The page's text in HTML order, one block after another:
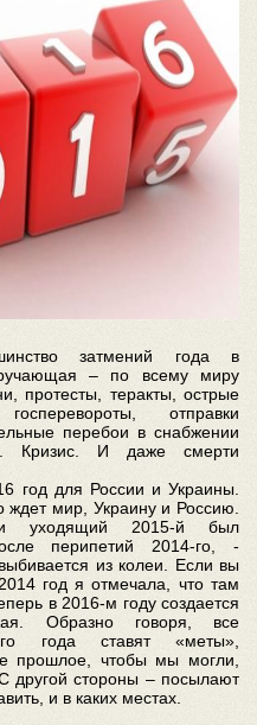
затмений года в
– по всему миру
протесты, теракты, острые
отправки
перебои в снабжении
Кризис. И даже смерти
год для России и Украины.
мир, Украину и Россию.
уходящий 2015-й был
перипетий 2014-го, -
из колеи. Если вы
год я отмечала, что там
в 2016-м году создается
Образно говоря, все
го года ставят «меты»,
прошлое, чтобы мы могли,
другой стороны – посылают
и в каких местах.